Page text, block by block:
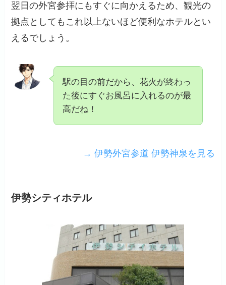
翌日の外宮参拝にもすぐに向かえるため、観光の
拠点としてもこれ以上ないほど便利なホテルとい
えるでしょう。
駅の目の前だから、花火が終わっ
た後にすぐお風呂に入れるのが最
高だね！
→ 伊勢外宮参道 伊勢神泉を見る
伊勢シティホテル